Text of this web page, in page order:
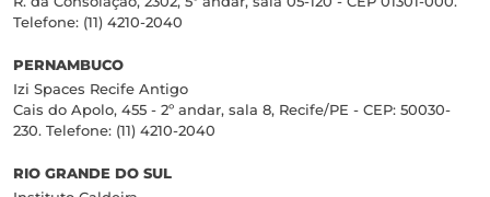
Telefone: (11) 4210-2040
PERNAMBUCO
Izi Spaces Recife Antigo
Cais do Apolo, 455 - 2º andar, sala 8, Recife/PE - CEP: 50030-
230. Telefone: (11) 4210-2040
RIO GRANDE DO SUL